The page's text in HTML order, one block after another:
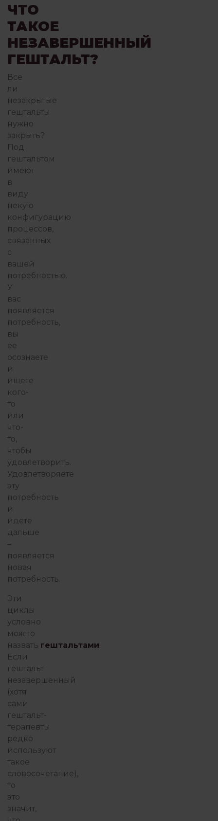
ЧТО
ТАКОЕ
НЕЗАВЕРШЕННЫЙ
ГЕШТАЛЬТ?
Все
ли
незакрытые
гештальты
нужно
закрыть?
Под
гештальтом
имеют
в
виду
некую
конфигурацию
процессов,
связанных
с
вашей
потребностью.
У
вас
появляется
потребность,
вы
ее
осознаете
и
ищете
кого-
то
или
что-
то,
чтобы
удовлетворить.
Удовлетворяете
эту
потребность
и
идете
дальше
–
появляется
новая
потребность.
Эти
циклы
условно
можно
назвать гештальтами.
Если
гештальт
незавершенный
(хотя
сами
гештальт-
терапевты
редко
используют
такое
словосочетание),
то
это
значит,